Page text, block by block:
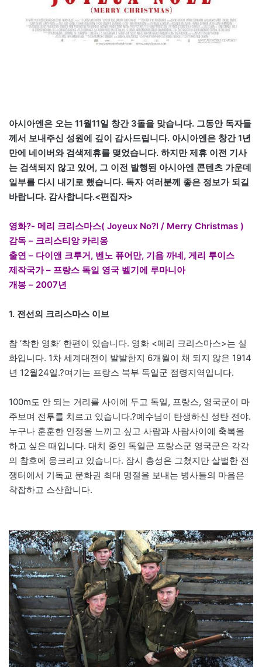
아시아엔은 오는 11월11일 창간 3돌을 맞습니다. 그동안 독자들
께서 보내주신 성원에 깊이 감사드립니다. 아시아엔은 창간 1년
만에 네이버와 검색제휴를 맺었습니다. 하지만 제휴 이전 기사
는 검색되지 않고 있어, 그 이전 발행된 아시아엔 콘텐츠 가운데
일부를 다시 내기로 했습니다. 독자 여러분께 좋은 정보가 되길
바랍니다. 감사합니다.<편집자>
영화?- 메리 크리스마스( Joyeux No?l / Merry Christmas )
감독 – 크리스티앙 카리옹
출연 – 다이앤 크루거, 벤노 퓨어만, 기욤 까네, 게리 루이스
제작국가 – 프랑스 독일 영국 벨기에 루마니아
개봉 – 2007년
1. 전선의 크리스마스 이브
참 ‘착한 영화’ 한편이 있습니다. 영화 <메리 크리스마스>는 실
화입니다. 1차 세계대전이 발발한지 6개월이 채 되지 않은 1914
년 12월24일.?여기는 프랑스 북부 독일군 점령지역입니다.
100m도 안 되는 거리를 사이에 두고 독일, 프랑스, 영국군이 마
주보며 전투를 치르고 있습니다.?예수님이 탄생하신 성탄 전야.
누구나 훈훈한 인정을 느끼고 싶고 사람과 사람사이에 축복을
하고 싶은 때입니다. 대치 중인 독일군 프랑스군 영국군은 각각
의 참호에 웅크리고 있습니다. 잠시 총성은 그쳤지만 살벌한 전
쟁터에서 기독교 문화권 최대 명절을 보내는 병사들의 마음은
착잡하고 스산합니다.